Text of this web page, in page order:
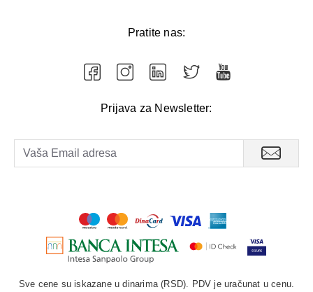
Pratite nas:
Prijava za Newsletter:
Sve cene su iskazane u dinarima (RSD). PDV je uračunat u cenu.